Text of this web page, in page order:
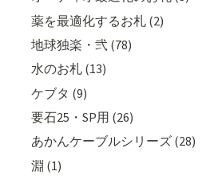
薬を最適化するお札 (2)
地球独楽・弐 (78)
水のお札 (13)
ケブタ (9)
要石25・SP用 (26)
あかんケーブルシリーズ (28)
淵 (1)